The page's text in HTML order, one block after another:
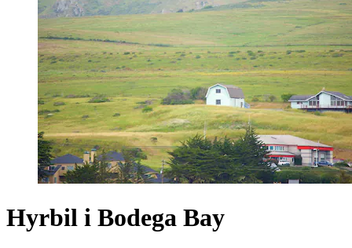
Hyrbil i Bodega Bay